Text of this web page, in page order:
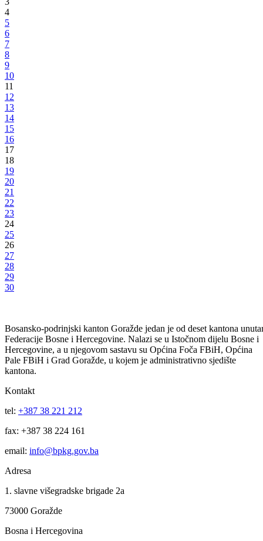
Skupština Bosansko-podrinjskog kantona Goražde održala 16.
vanrednu sjednicu
Donesenim zaključcima ukazano na to da je prijedlog CIK-a BiH o
načinu dodjele mandata u Domu naroda Parlamenta FBiH u
suprotnosti s Ustavom FBiH
06.11.2018